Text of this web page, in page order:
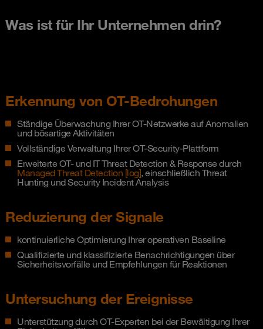
Was ist für Ihr Unternehmen drin?
Erkennung von OT-Bedrohungen
Ständige Überwachung Ihrer OT-Netzwerke auf Anomalien
und bösartige Aktivitäten
Vollständige Verwaltung Ihrer OT-Security-Plattform
Erweiterte OT- und IT Threat Detection & Response durch
Managed Threat Detection [log], einschließlich Threat
Hunting und Security Incident Analysis
Reduzierung der Signale
kontinuierliche Optimierung Ihrer operativen Baseline
Qualifizierte und klassifizierte Benachrichtigungen über
Sicherheitsvorfälle und Empfehlungen für Reaktionen
Untersuchung der Ereignisse
Unterstützung durch OT-Experten bei der Bewältigung Ihrer